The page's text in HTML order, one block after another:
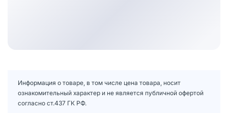
Информация о товаре, в том числе цена товара, носит
ознакомительный характер и не является публичной офертой
согласно ст.437 ГК РФ.